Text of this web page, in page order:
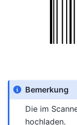
Bemerkung
Die im
hochladen.